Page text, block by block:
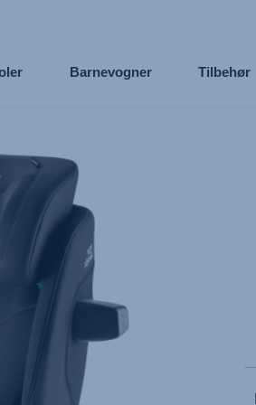
Barnevogner Tilbehør